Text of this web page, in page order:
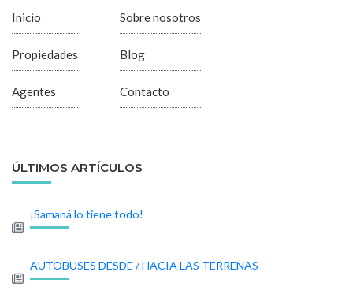
Inicio
Propiedades
Agentes
Sobre nosotros
Blog
Contacto
ÚLTIMOS ARTÍCULOS
¡Samaná lo tiene todo!
AUTOBUSES DESDE / HACIA LAS TERRENAS